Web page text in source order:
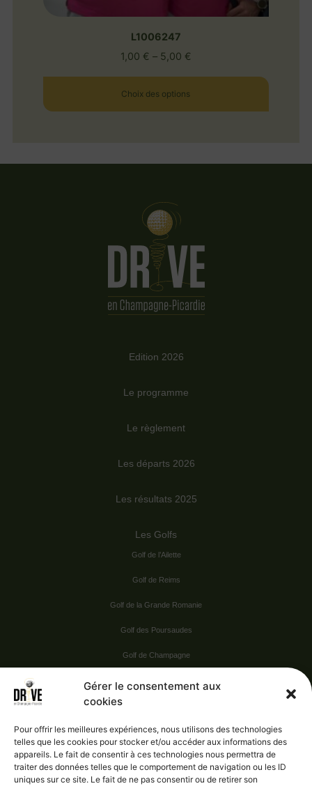
Gérer le consentement aux
cookies
Pour offrir les meilleures expériences, nous utilisons des technologies
telles que les cookies pour stocker et/ou accéder aux informations des
appareils. Le fait de consentir à ces technologies nous permettra de
traiter des données telles que le comportement de navigation ou les ID
uniques sur ce site. Le fait de ne pas consentir ou de retirer son
L1006247
1,00 € – 5,00 €
Choix des options
Edition 2026
Le programme
Le règlement
Les départs 2026
Les résultats 2025
Les Golfs
Golf de l’Ailette
Golf de Reims
Golf de la Grande Romanie
Golf des Poursaudes
Golf de Champagne
Vie pratique